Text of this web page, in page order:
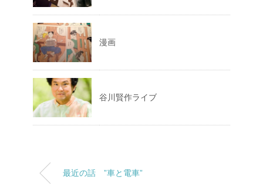
漫画
谷川賢作ライブ
最近の話 ”車と電車”